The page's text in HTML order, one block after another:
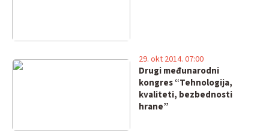
Drugi međunarodni
kongres “Tehnologija,
kvaliteti, bezbednosti
hrane”
29. okt 2014. 07:00